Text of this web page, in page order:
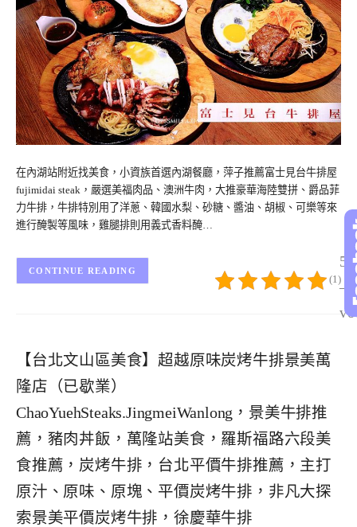
在內湖站附近找美食，小資族首選內湖餐廳，萍子推薦富士見台牛排屋
fujimidai steak，嚴選美福肉品、澳洲牛肉，大推豪華海陸雙拼、爵品菲
力牛排，牛排特別用了洋蔥、韓國水梨、砂糖、醬油、胡椒、可樂等來
進行醃製等風味，雞腿排則用義式香料醃…
5/
–
(1)
CONTINUE READING
【台北文山區美食】超越原味炭烤牛排景美萬
隆店（已歇業）
ChaoYuehSteaks.JingmeiWanlong，景美牛排推
薦，豬肉丼飯，萬隆站美食，羅斯福路六段美
食推薦，炭烤牛排，台北平價牛排推薦，主打
原汁、原味、原塊、平價炭烤牛排，非凡大探
索景美平價炭烤牛排，徐慶華牛排